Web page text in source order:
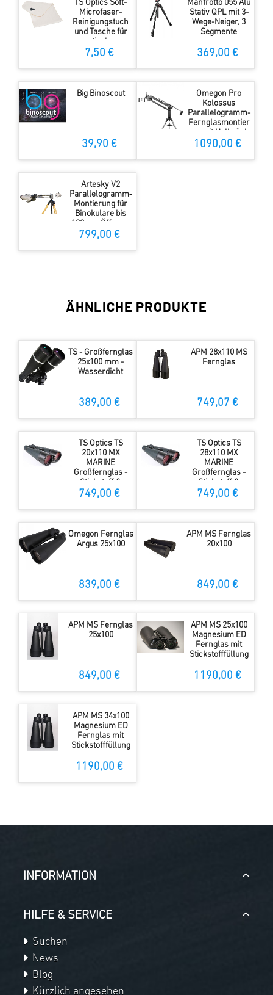
TS Optics Soft-
Microfaser-
Reinigungstuch
und Tasche für
optisches
Zubehör
7,50 €
Manfrotto 055 Alu
Stativ QPL mit 3-
Wege-Neiger, 3
Segmente
369,00 €
Big Binoscout
39,90 €
Omegon Pro
Kolossus
Parallelogramm-
Fernglasmontier
ung mit Halbsäule
und Stativ
1090,00 €
Artesky V2
Parallelogramm‑
Montierung für
Binokulare bis
100mm Öffnung
799,00 €
ÄHNLICHE PRODUKTE
TS - Großfernglas
25x100 mm -
Wasserdicht
389,00 €
APM 28x110 MS
Fernglas
749,07 €
TS Optics TS
20x110 MX
MARINE
Großfernglas -
Stickstoff &
Gummiarmiert
749,00 €
TS Optics TS
28x110 MX
MARINE
Großfernglas -
Stickstoff &
Gummiarmiert
749,00 €
Omegon Fernglas
Argus 25x100
839,00 €
APM MS Fernglas
20x100
849,00 €
APM MS Fernglas
25x100
849,00 €
APM MS 25x100
Magnesium ED
Fernglas mit
Stickstofffüllung
1190,00 €
APM MS 34x100
Magnesium ED
Fernglas mit
Stickstofffüllung
1190,00 €
INFORMATION
HILFE & SERVICE
Suchen
News
Blog
Kürzlich angesehen